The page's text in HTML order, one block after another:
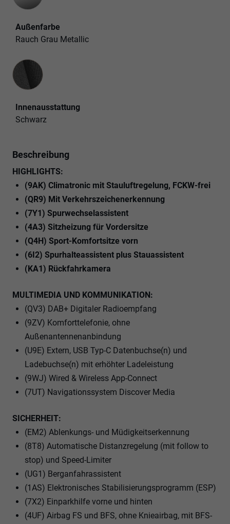
Außenfarbe
Rauch Grau Metallic
Innenausstattung
Innenausstattung
Schwarz
Beschreibung
HIGHLIGHTS:
(9AK) Climatronic mit Stauluftregelung, FCKW-frei
(QR9) Mit Verkehrszeichenerkennung
(7Y1) Spurwechselassistent
(4A3) Sitzheizung für Vordersitze
(Q4H) Sport-Komfortsitze vorn
(6I2) Spurhalteassistent plus Stauassistent
(KA1) Rückfahrkamera
MULTIMEDIA UND KOMMUNIKATION:
(QV3) DAB+ Digitaler Radioempfang
(9ZV) Komforttelefonie, ohne
Außenantennenanbindung
(U9E) Extern, USB Typ-C Datenbuchse(n) und
Ladebuchse(n) mit erhöhter Ladeleistung
(9WJ) Wired & Wireless App-Connect
(7UT) Navigationssystem Discover Media
SICHERHEIT:
(EM2) Ablenkungs- und Müdigkeitserkennung
(8T8) Automatische Distanzregelung (mit follow to
stop) und Speed-Limiter
(UG1) Berganfahrassistent
(1AS) Elektronisches Stabilisierungsprogramm (ESP)
(7X2) Einparkhilfe vorne und hinten
(4UF) Airbag FS und BFS, ohne Knieairbag, mit BFS-